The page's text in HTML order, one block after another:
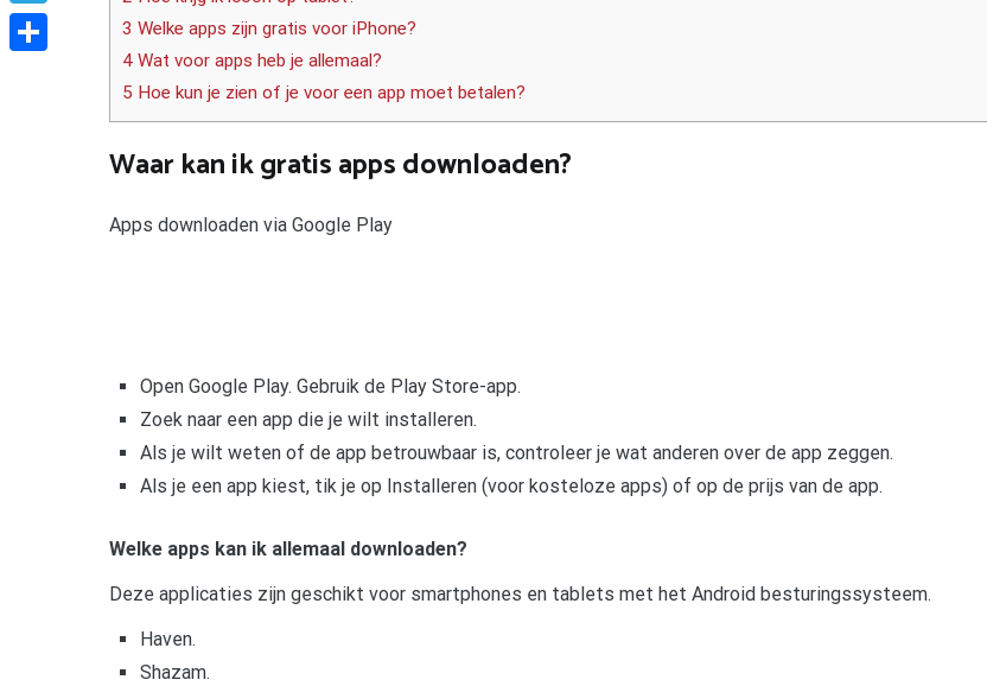
3 Welke apps zijn gratis voor iPhone?
4 Wat voor apps heb je allemaal?
5 Hoe kun je zien of je voor een app moet betalen?
Waar kan ik gratis apps downloaden?
Apps downloaden via Google Play
Open Google Play. Gebruik de Play Store-app.
Zoek naar een app die je wilt installeren.
Als je wilt weten of de app betrouwbaar is, controleer je wat anderen over de app zeggen.
Als je een app kiest, tik je op Installeren (voor kosteloze apps) of op de prijs van de app.
Welke apps kan ik allemaal downloaden?
Deze applicaties zijn geschikt voor smartphones en tablets met het Android besturingssysteem.
Haven.
Shazam.
Telegram